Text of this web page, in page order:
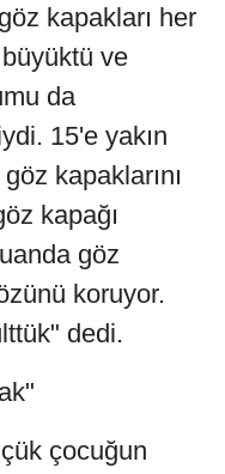
kapakları her
ve
da
15'e yakın
kapaklarını
kapağı
göz
koruyor.
dedi.
çocuğun